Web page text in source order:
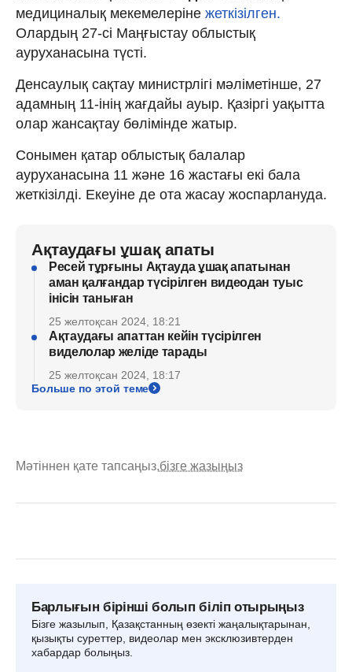
медициналық мекемелеріне жеткізілген.
Олардың 27-сі Маңғыстау облыстық
ауруханасына түсті.
Денсаулық сақтау министрлігі мәліметінше, 27
адамның 11-інің жағдайы ауыр. Қазіргі уақытта
олар жансақтау бөлімінде жатыр.
Сонымен қатар облыстық балалар
ауруханасына 11 және 16 жастағы екі бала
жеткізілді. Екеуіне де ота жасау жоспарлануда.
Ақтаудағы ұшақ апаты
Ресей тұрғыны Ақтауда ұшақ апатынан
аман қалғандар түсірілген видеодан туыс
інісін таныған
25 желтоқсан 2024, 18:21
Ақтаудағы апаттан кейін түсірілген
виделолар желіде тарады
25 желтоқсан 2024, 18:17
Больше по этой теме
Мәтіннен қате тапсаңыз,бізге жазыңыз
Барлығын бірінші болып біліп отырыңыз
Бізге жазылып, Қазақстанның өзекті жаңалықтарынан,
қызықты суреттер, видеолар мен эксклюзивтерден
хабардар болыңыз.